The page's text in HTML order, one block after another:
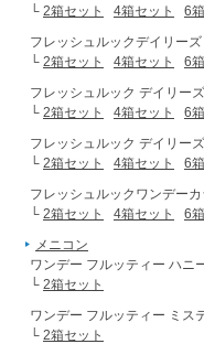
└ 2箱セット 4箱セット 6
フレッシュルックデイリー
└ 2箱セット 4箱セット 6
フレッシュルック デイリー
└ 2箱セット 4箱セット 6
フレッシュルック デイリー
└ 2箱セット 4箱セット 6
フレッシュルックワンデー
└ 2箱セット 4箱セット 6
メニコン
ワンデー フルッティー ハニ
└ 2箱セット
ワンデー フルッティー ミス
└ 2箱セット